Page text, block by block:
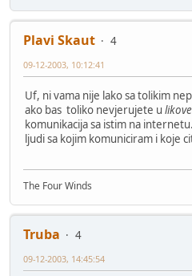
Plavi Skaut
4
09-12-2003, 10:12:41
Uf, ni vama nije lako sa tolikim
ako bas toliko nevjerujete u likove
komunikacija sa istim na
ljudi sa kojim komuniciram i koje
The Four Winds
Truba
4
09-12-2003, 14:45:54